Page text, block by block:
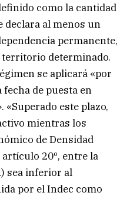
como la cantidad
declara al menos un
permanente,
determinado.
se aplicará «por
de puesta en
«Superado este plazo,
mientras los
de Densidad
20º, entre la
sea inferior al
por el Indec como